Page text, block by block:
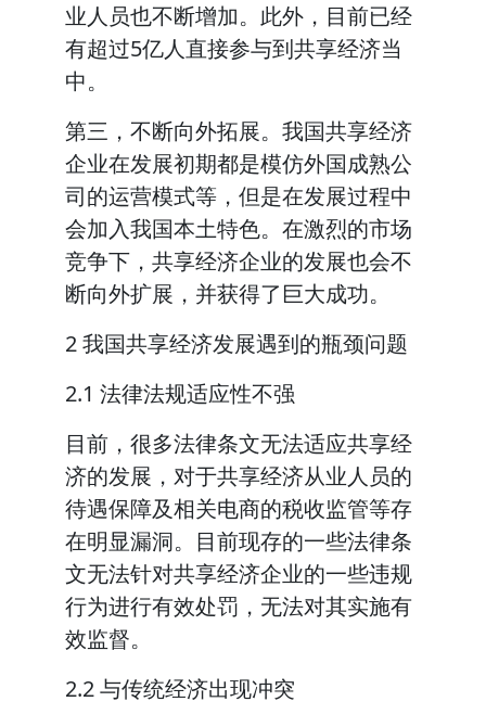
业人员也不断增加。此外，目前已经
有超过5亿人直接参与到共享经济当
中。
第三，不断向外拓展。我国共享经济
企业在发展初期都是模仿外国成熟公
司的运营模式等，但是在发展过程中
会加入我国本土特色。在激烈的市场
竞争下，共享经济企业的发展也会不
断向外扩展，并获得了巨大成功。
2 我国共享经济发展遇到的瓶颈问题
2.1 法律法规适应性不强
目前，很多法律条文无法适应共享经
济的发展，对于共享经济从业人员的
待遇保障及相关电商的税收监管等存
在明显漏洞。目前现存的一些法律条
文无法针对共享经济企业的一些违规
行为进行有效处罚，无法对其实施有
效监督。
2.2 与传统经济出现冲突